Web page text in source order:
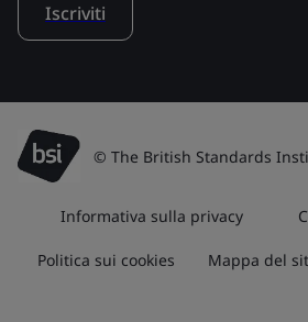
Iscriviti
© The British Standards
Informativa sulla privacy
Politica sui cookies Mappa del